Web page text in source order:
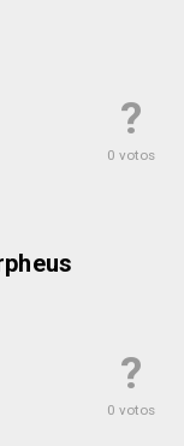
?
0 votos
?
0 votos